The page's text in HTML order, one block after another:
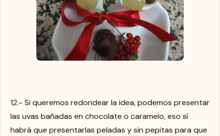
12.- Si queremos redondear la idea, podemos presentar
las uvas bañadas en chocolate o caramelo, eso sí
habrá que presentarlas peladas y sin pepitas para que